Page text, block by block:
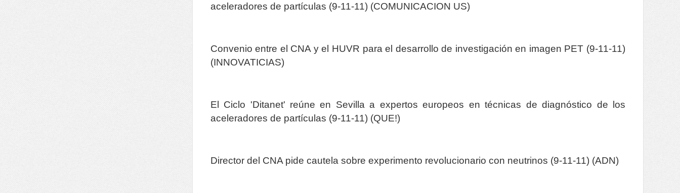
aceleradores de partículas (9-11-11) (COMUNICACION US)
Convenio entre el CNA y el HUVR para el desarrollo de investigación en imagen PET (9-11-11)
(INNOVATICIAS)
El Ciclo 'Ditanet' reúne en Sevilla a expertos europeos en técnicas de diagnóstico de los
aceleradores de partículas (9-11-11) (QUE!)
Director del CNA pide cautela sobre experimento revolucionario con neutrinos (9-11-11) (ADN)